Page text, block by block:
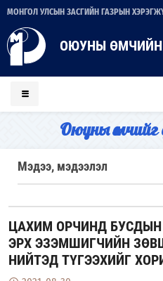
МОНГОЛ УЛСЫН ЗАСГИЙН ГАЗРЫН
ОЮУНЫ ӨМЧИЙН
Оюуны өмчийг
Мэдээ, мэдээлэл
ЦАХИМ ОРЧИНД БУСДЫН
ЭРХ ЭЗЭМШИГЧИЙН
НИЙТЭД ТҮГЭЭХИЙГ